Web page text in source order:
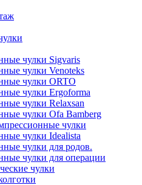
чулки Sigvaris
чулки Venoteks
чулки ORTO
чулки Ergoforma
чулки Relaxsan
чулки Ofa Bamberg
чулки
чулки Idealista
чулки для родов.
чулки для операции
чулки